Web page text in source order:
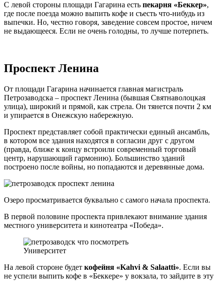
С левой стороны площади Гагарина есть пекарня «Беккер»,
где после поезда можно выпить кофе и съесть что-нибудь из
выпечки. Но, честно говоря, заведение совсем простое, ничем
не выдающееся. Если не очень голодны, то лучше потерпеть.
Проспект Ленина
От площади Гагарина начинается главная магистраль
Петрозаводска – проспект Ленина (бывшая Святнаволоцкая
улица), широкий и прямой, как стрела. Он тянется почти 2 км
и упирается в Онежскую набережную.
Проспект представляет собой практически единый ансамбль,
в котором все здания находятся в согласии друг с другом
(правда, ближе к концу встроили современный торговый
центр, нарушающий гармонию). Большинство зданий
построено после войны, но попадаются и деревянные дома.
Озеро просматривается буквально с самого начала проспекта.
В первой половине проспекта привлекают внимание здания
местного университета и кинотеатра «Победа».
Университет
На левой стороне будет кофейня «Kahvi & Salaatti». Если вы
не успели выпить кофе в «Беккере» у вокзала, то зайдите в эту